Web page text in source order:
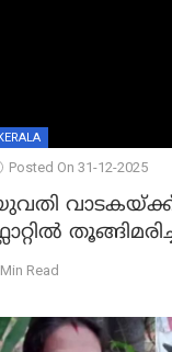
Posted On 31-12-2025
Read